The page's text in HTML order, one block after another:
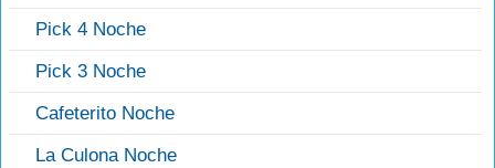
Pick 4 Noche
Pick 3 Noche
Cafeterito Noche
La Culona Noche